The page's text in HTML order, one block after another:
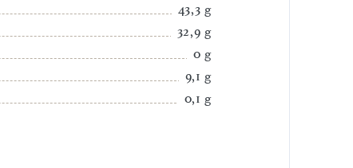
43,3 g
32,9 g
0 g
9,1 g
0,1 g